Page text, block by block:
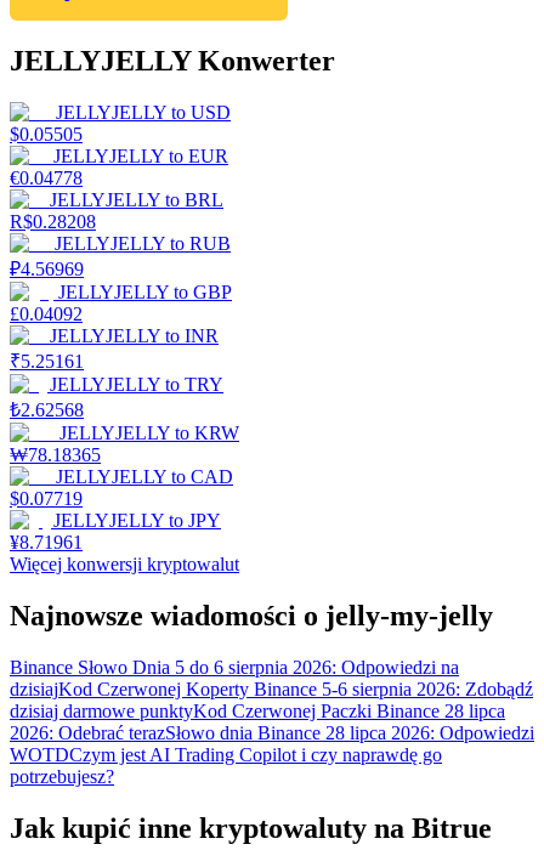
JELLYJELLY Konwerter
JELLYJELLY to USD
$0.05505
JELLYJELLY to EUR
€0.04778
JELLYJELLY to BRL
R$0.28208
JELLYJELLY to RUB
₽4.56969
JELLYJELLY to GBP
£0.04092
JELLYJELLY to INR
₹5.25161
JELLYJELLY to TRY
₺2.62568
JELLYJELLY to KRW
₩78.18365
JELLYJELLY to CAD
$0.07719
JELLYJELLY to JPY
¥8.71961
Więcej konwersji kryptowalut
Najnowsze wiadomości o jelly-my-jelly
Binance Słowo Dnia 5 do 6 sierpnia 2026: Odpowiedzi na
dzisiajKod Czerwonej Koperty Binance 5-6 sierpnia 2026: Zdobądź
dzisiaj darmowe punktyKod Czerwonej Paczki Binance 28 lipca
2026: Odebrać terazSłowo dnia Binance 28 lipca 2026: Odpowiedzi
WOTDCzym jest AI Trading Copilot i czy naprawdę go
potrzebujesz?
Jak kupić inne kryptowaluty na Bitrue